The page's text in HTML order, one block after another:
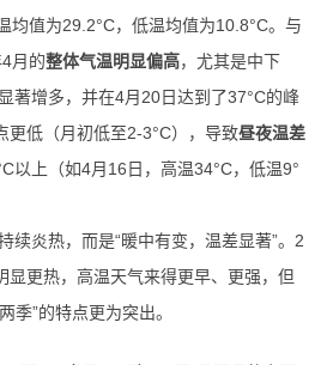
均值为29.2°C，低温均值为10.8°C。与
月的整体气温明显偏高，尤其是中下
著增多，并在4月20日达到了37°C的峰
更低（月初低至2-3°C），导致昼夜温差
以上（如4月16日，高温34°C，低温9°
续炎热，而是“暖中有变，温差显著”。2
显更热，高温天气来得更早、更强，但
季”的特点更为突出。